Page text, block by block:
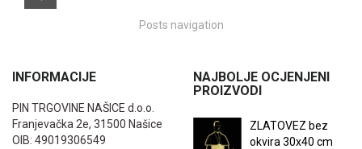
Posts navigation
INFORMACIJE
PIN TRGOVINE NAŠICE d.o.o.
Franjevačka 2e, 31500 Našice
OIB: 49019306549
NAJBOLJE OCJENJENI
PROIZVODI
ZLATOVEZ bez
okvira 30x40 cm